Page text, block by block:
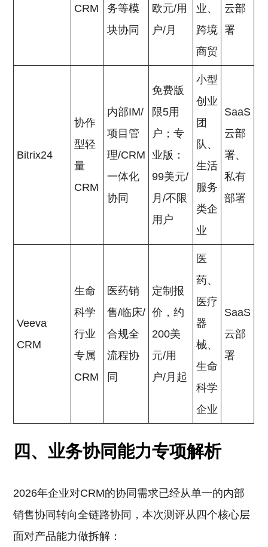
CRM
务等模
块协同
欧元/用
户/月
业、
跨境
商贸
云部
署
Bitrix24
协作
型轻
量
CRM
内部IM/
项目管
理/CRM
一体化
协同
免费版
限5用
户；专
业版：
99美元/
月/不限
用户
小型
创业
团
队、
生活
服务
类企
业
SaaS
云部
署、
私有
部署
Veeva
CRM
生命
科学
行业
专属
CRM
医药销
售/临床/
合规全
流程协
同
定制报
价，约
200美
元/用
户/月起
医
药、
医疗
器
械、
生命
科学
企业
SaaS
云部
署
四、业务协同能力专项解析
2026年企业对CRM的协同需求已经从单一的内部
销售协同转向全链路协同，本次测评从四个核心层
面对产品能力做拆解：